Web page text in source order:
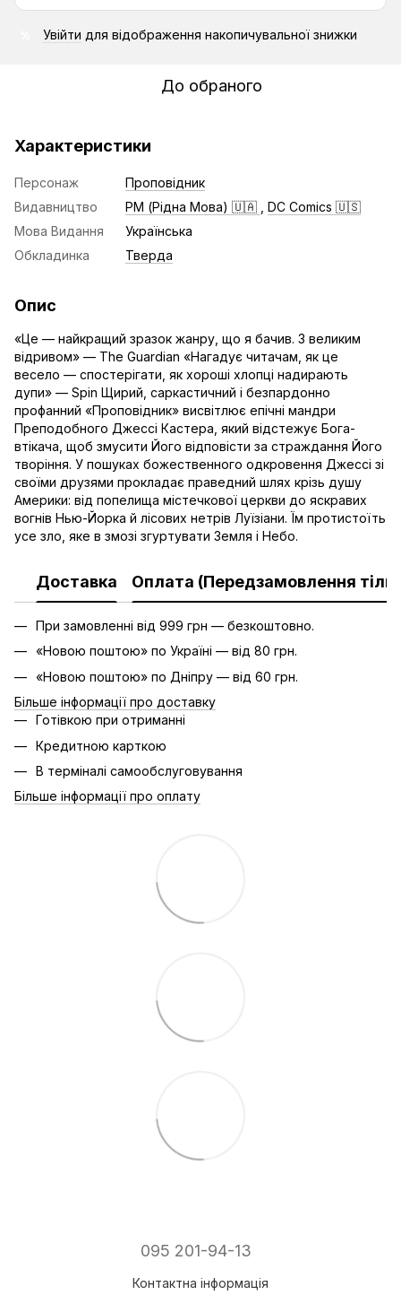
Увійти для відображення накопичувальної знижки
До обраного
Характеристики
Персонаж
Проповідник
Видавництво
РМ (Рідна Мова) 🇺🇦
DC Comics 🇺🇸
Мова Видання
Українська
Обкладинка
Тверда
Опис
«Це — найкращий зразок жанру, що я бачив. З великим
відривом» — The Guardian «Нагадує читачам, як це
весело — спостерігати, як хороші хлопці надирають
дупи» — Spin Щирий, саркастичний і безпардонно
профанний «Проповідник» висвітлює епічні мандри
Преподобного Джессі Кастера, який відстежує Бога-
втікача, щоб змусити Його відповісти за страждання Його
творіння. У пошуках божественного одкровення Джессі зі
своїми друзями прокладає праведний шлях крізь душу
Америки: від попелища містечкової церкви до яскравих
вогнів Нью-Йорка й лісових нетрів Луїзіани. Їм протистоїть
усе зло, яке в змозі згуртувати Земля і Небо.
Доставка Оплата (Передзамовлення
При замовленні від 999 грн — безкоштовно.
«Новою поштою» по Україні — від 80 грн.
«Новою поштою» по Дніпру — від 60 грн.
Більше інформації про доставку
Готівкою при отриманні
Кредитною карткою
В терміналі самообслуговування
Більше інформації про оплату
095 201-94-13
Контактна інформація